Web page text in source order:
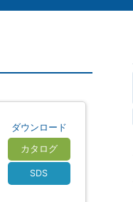
ダウンロード
カタログ
SDS